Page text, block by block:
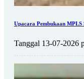
Upacara Pembukaan
Tanggal 13-07-2026